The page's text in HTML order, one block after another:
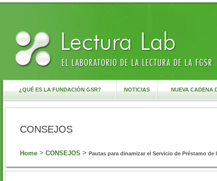
¿QUÉ ES LA FUNDACIÓN GSR? NOTICIAS NUEVA CADENA
CONSEJOS
Home > CONSEJOS > Pautas para dinamizar el Servicio de Préstamo de